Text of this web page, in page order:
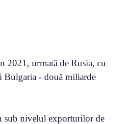
2021, urmată de Rusia, cu
- două miliarde
sub nivelul exporturilor de